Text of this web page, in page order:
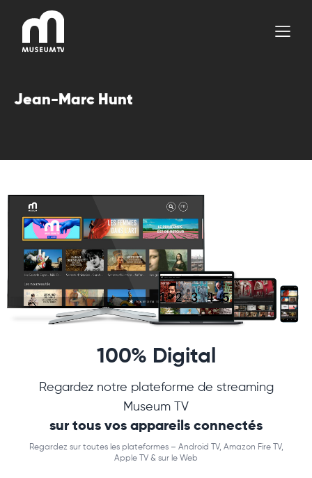
contenu
Jean-Marc Hunt
100% Digital
Regardez notre plateforme de streaming
Museum TV
sur tous vos appareils connectés
Regardez sur toutes les plateformes – Android TV, Amazon Fire TV,
Apple TV & sur le Web